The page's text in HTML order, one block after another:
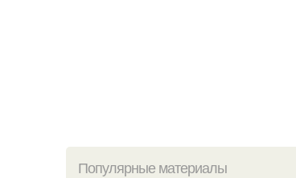
Популярные материалы